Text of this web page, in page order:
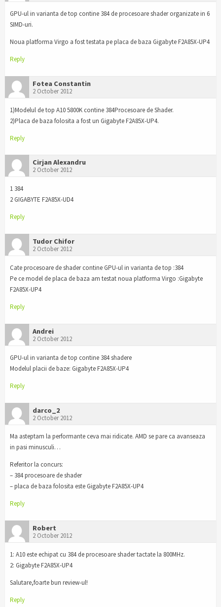
GPU-ul in varianta de top contine 384 de procesoare shader organizate in 6
SIMD-uri.
Noua platforma Virgo a fost testata pe placa de baza Gigabyte F2A85X-UP4
Reply
Fotea Constantin
2 October 2012
1)Modelul de top A10 5800K contine 384Procesoare de Shader.
2)Placa de baza folosita a fost un Gigabyte F2A85X-UP4.
Reply
Cirjan Alexandru
2 October 2012
1 384
2 GIGABYTE F2A85X-UD4
Reply
Tudor Chifor
2 October 2012
Cate procesoare de shader contine GPU-ul in varianta de top :384
Pe ce model de placa de baza am testat noua platforma Virgo :Gigabyte
F2A85X-UP4
Reply
Andrei
2 October 2012
GPU-ul in varianta de top contine 384 shadere
Modelul placii de baze: Gigabyte F2A85X-UP4
Reply
darco_2
2 October 2012
Ma asteptam la performante ceva mai ridicate. AMD se pare ca avanseaza
in pasi minusculi…
Referitor la concurs:
– 384 procesoare de shader
– placa de baza folosita este Gigabyte F2A85X-UP4
Reply
Robert
2 October 2012
1: A10 este echipat cu 384 de procesoare shader tactate la 800MHz.
2: Gigabyte F2A85X-UP4
Salutare,foarte bun review-ul!
Reply